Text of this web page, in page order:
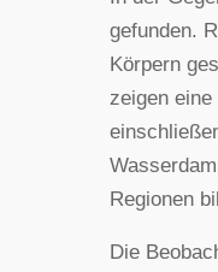
gefunden.
Körpern
zeigen
Regionen
Die